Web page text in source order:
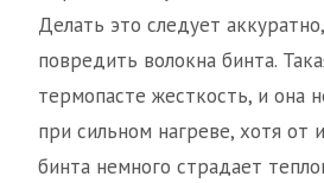
Делать это следует
повредить волокна бинта.
термопасте жесткость, и она
при сильном нагреве, хотя от
бинта немного страдает